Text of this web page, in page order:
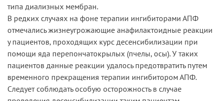
типа диализных мембран.
В редких случаях на фоне терапии ингибиторами АПФ
отмечались жизнеугрожающие анафилактоидные реакции
у пациентов, проходящих курс десенсибилизации при
помощи яда перепончатокрылых (пчелы, осы). У таких
пациентов данные реакции удалось предотвратить путем
временного прекращения терапии ингибитором АПФ.
Следует соблюдать особую осторожность в случае